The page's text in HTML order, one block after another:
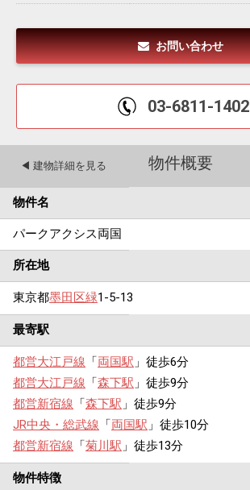
お問い合わせ
03-6811-1402
物件概要
◀︎ 建物詳細を見る
物件名
パークアクシス両国
所在地
東京都墨田区緑1-5-13
最寄駅
都営大江戸線 「両国駅 」徒歩6分
都営大江戸線 「森下駅 」徒歩9分
都営新宿線 「森下駅 」徒歩9分
JR中央・総武線 「両国駅 」徒歩10分
都営新宿線 「菊川駅 」徒歩13分
物件特徴